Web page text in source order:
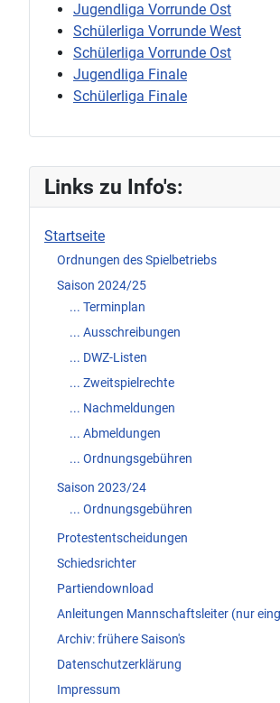
Links zu Info's:
Startseite
Ordnungen des Spielbetriebs
Saison 2024/25
... Terminplan
... Ausschreibungen
... DWZ-Listen
... Zweitspielrechte
... Nachmeldungen
... Abmeldungen
... Ordnungsgebühren
Saison 2023/24
... Ordnungsgebühren
Protestentscheidungen
Schiedsrichter
Partiendownload
Anleitungen Mannschaftsleiter (nur
Archiv: frühere Saison's
Datenschutzerklärung
Impressum
Jugendliga Vorrunde Ost
Schülerliga Vorrunde West
Schülerliga Vorrunde Ost
Jugendliga Finale
Schülerliga Finale